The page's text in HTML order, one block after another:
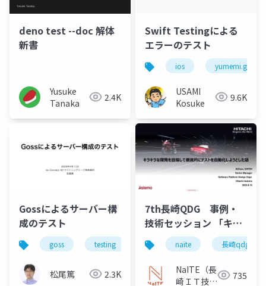
deno test --doc 解体
新書
Yusuke
Tanaka
2.4K
Swift Testingによる
エラーのテスト
ios yumemi.grow
USAMI
Kosuke
9.6K
Gossによるサーバー構
成のテスト
goss testing golang
松尾篤 2.3K
7th長崎QDG 事例・
技術セッション 「キラ
キラな開発を目指して
徹底的にテストを自動
化しようとした話」
naite 長崎qdg
NaITE（長
崎ＩＴ技術
735